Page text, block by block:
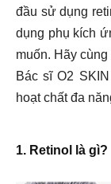
đầu sử dụng
dụng phụ kích
muốn. Hãy
Bác sĩ O2
hoạt chất đa
1. Retinol là gì?